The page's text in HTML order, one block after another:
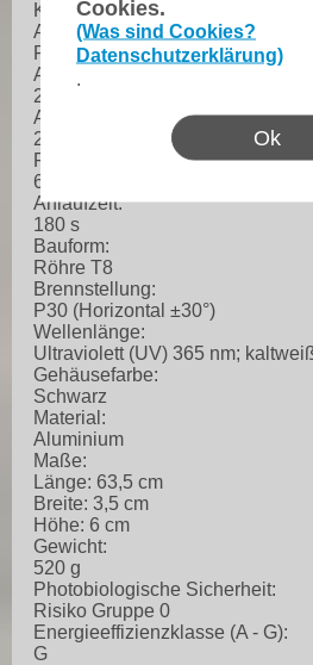
Cookies.
(Was sind Cookies?
Datenschutzerklärung)
.
Ok
Kaltweiß (CW); ultraviolett (UV)
Ansteuerung:
Plug and play
Abstrahlwinkel:
270°
Abstrahlwinkel (1/2 Peak):
270°
Farbtemperatur:
6000K
Anlaufzeit:
180 s
Bauform:
Röhre T8
Brennstellung:
P30 (Horizontal ±30°)
Wellenlänge:
Ultraviolett (UV) 365 nm;
Gehäusefarbe:
Schwarz
Material:
Aluminium
Maße:
Länge: 63,5 cm
Breite: 3,5 cm
Höhe: 6 cm
Gewicht:
520 g
Photobiologische Sicherheit:
Risiko Gruppe 0
Energieeffizienzklasse (A - G):
G